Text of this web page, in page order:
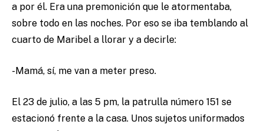
a por él. Era una premonición que le atormentaba,
sobre todo en las noches. Por eso se iba temblando al
cuarto de Maribel a llorar y a decirle:
-Mamá, sí, me van a meter preso.
El 23 de julio, a las 5 pm, la patrulla número 151 se
estacionó frente a la casa. Unos sujetos uniformados